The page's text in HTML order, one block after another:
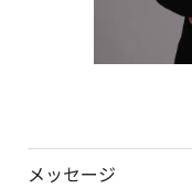
メッセージ